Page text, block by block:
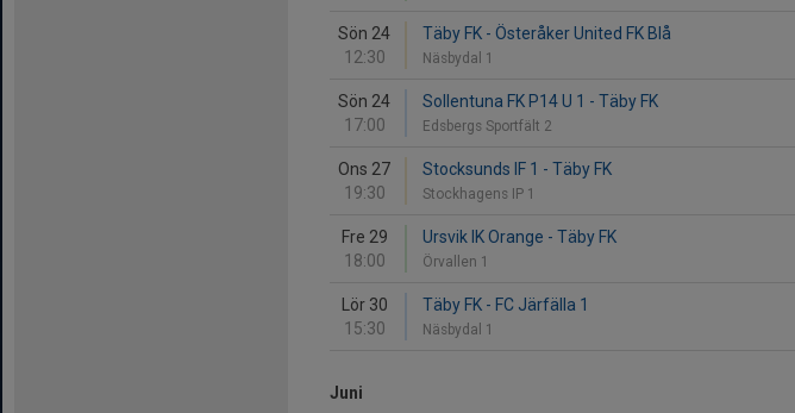
Sön 24
12:30
Täby FK - Österåker United FK Blå
Näsbydal 1
Sön 24
17:00
Sollentuna FK P14 U 1 - Täby FK
Edsbergs Sportfält 2
Ons 27
19:30
Stocksunds IF 1 - Täby FK
Stockhagens IP 1
Fre 29
18:00
Ursvik IK Orange - Täby FK
Örvallen 1
Lör 30
15:30
Täby FK - FC Järfälla 1
Näsbydal 1
Juni